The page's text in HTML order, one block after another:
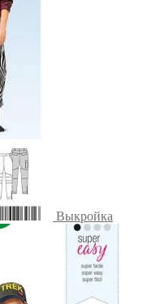
Выкройка